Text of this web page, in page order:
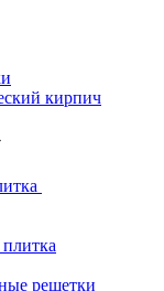
кирпич
решетки